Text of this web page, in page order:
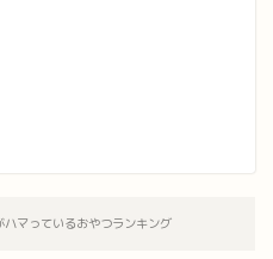
ハマっているおやつランキング